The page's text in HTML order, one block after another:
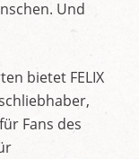
Und
bietet FELIX
Fans des